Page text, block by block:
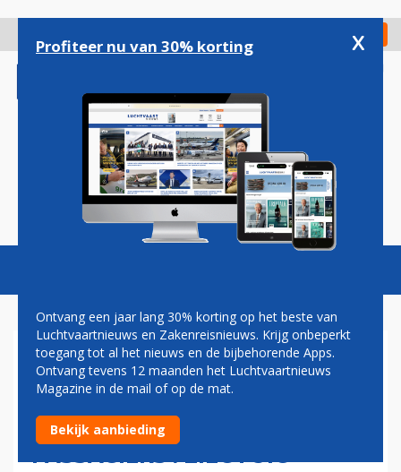
gaan
Check in
Magazine Podcasts Vacatures
KLM IN ZEE MET HEART
AEROSPACE VOOR
ONTWIKKELING ELEKTRISCH
PASSAGIERSVLIEGTUIG
Profiteer nu van 30% korting x
Ontvang een jaar lang 30% korting op het beste van
Luchtvaartnieuws en Zakenreisnieuws. Krijg onbeperkt
toegang tot al het nieuws en de bijbehorende Apps.
Ontvang tevens 12 maanden het Luchtvaartnieuws
Magazine in de mail of op de mat.
Bekijk aanbieding